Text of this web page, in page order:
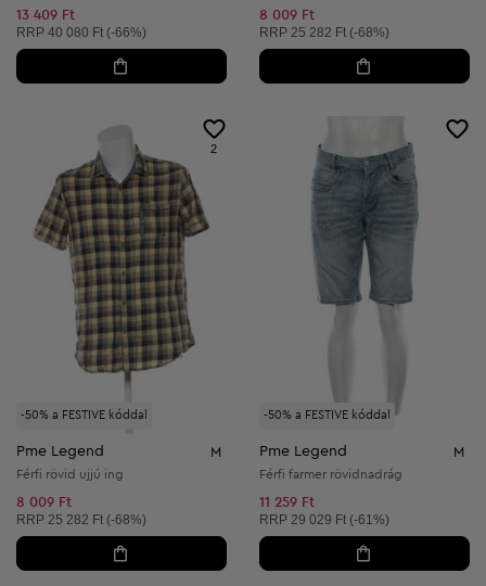
13 409 Ft
Ajánlott ár:
RRP 40 080 Ft (-66%)
8 009 Ft
Ajánlott ár:
RRP 25 282 Ft (-68%)
-50% a FESTIVE kóddal
2
Pme Legend M
Férfi rövid ujjú ing
8 009 Ft
Ajánlott ár:
RRP 25 282 Ft (-68%)
-50% a FESTIVE kóddal
Pme Legend M
Férfi farmer rövidnadrág
11 259 Ft
Ajánlott ár:
RRP 29 029 Ft (-61%)